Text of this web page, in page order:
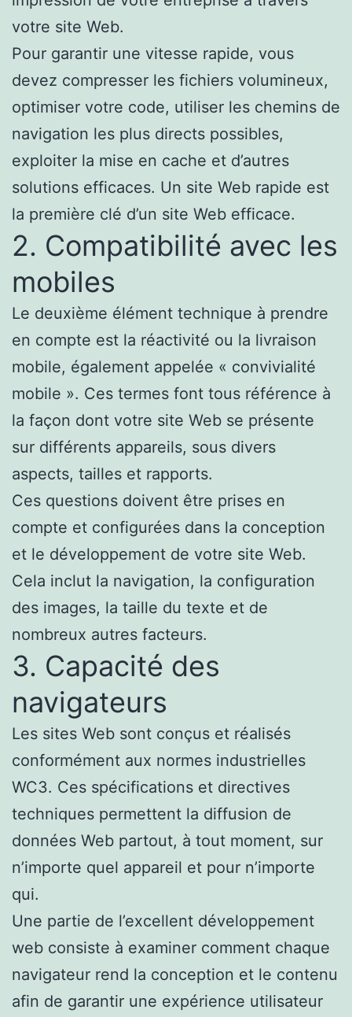
votre site Web.
Pour garantir une vitesse rapide, vous
devez compresser les fichiers volumineux,
optimiser votre code, utiliser les chemins de
navigation les plus directs possibles,
exploiter la mise en cache et d’autres
solutions efficaces. Un site Web rapide est
la première clé d’un site Web efficace.
2. Compatibilité avec les
mobiles
Le deuxième élément technique à prendre
en compte est la réactivité ou la livraison
mobile, également appelée « convivialité
mobile ». Ces termes font tous référence à
la façon dont votre site Web se présente
sur différents appareils, sous divers
aspects, tailles et rapports.
Ces questions doivent être prises en
compte et configurées dans la conception
et le développement de votre site Web.
Cela inclut la navigation, la configuration
des images, la taille du texte et de
nombreux autres facteurs.
3. Capacité des
navigateurs
Les sites Web sont conçus et réalisés
conformément aux normes industrielles
WC3. Ces spécifications et directives
techniques permettent la diffusion de
données Web partout, à tout moment, sur
n’importe quel appareil et pour n’importe
qui.
Une partie de l’excellent développement
web consiste à examiner comment chaque
navigateur rend la conception et le contenu
afin de garantir une expérience utilisateur